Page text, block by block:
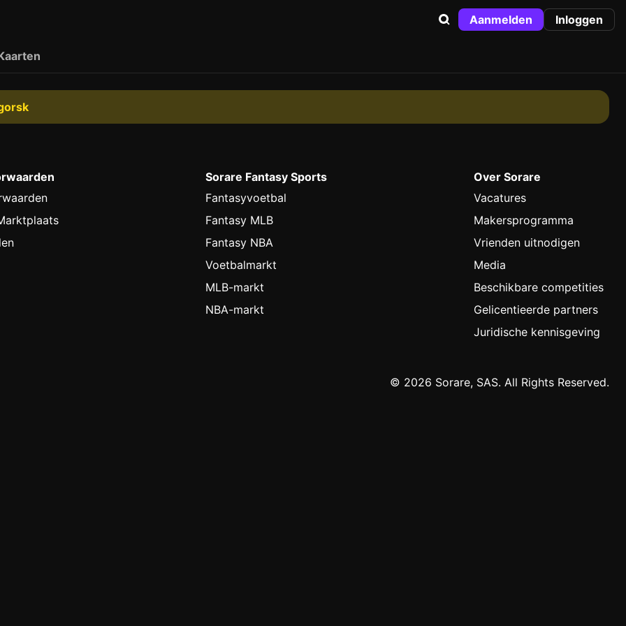
Aanmelden Inloggen
Sorare Fantasy Sports
Fantasyvoetbal
Fantasy MLB
Fantasy NBA
Voetbalmarkt
MLB-markt
NBA-markt
Over Sorare
Vacatures
Makersprogramma
Vrienden uitnodigen
Media
Beschikbare competities
Gelicentieerde partners
Juridische kennisgeving
© 2026 Sorare, SAS. All Rights Reserved.